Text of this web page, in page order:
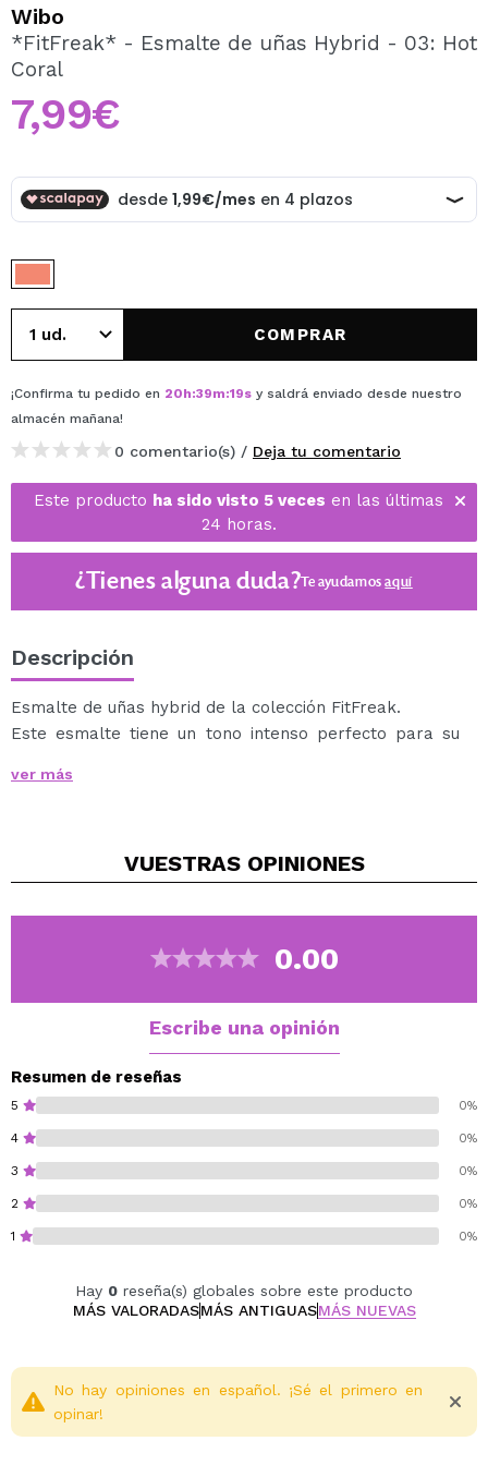
Al crear una cuenta en Maquillalia.com podrás realizar
tus compras rápidamente, revisar el estado de tus
Wibo
*FitFreak* - Esmalte de uñas Hybrid - 03: Hot
Coral
7,99€
COMPRAR
¡Confirma tu pedido en 20h:39m:19s y saldrá enviado desde nuestro
almacén mañana!
0 comentario(s) / Deja tu comentario
Este producto ha sido visto 5 veces en las últimas
24 horas.
¿Tienes alguna duda?Te ayudamosaquí
Descripción
Esmalte de uñas hybrid de la colección FitFreak.
Este esmalte tiene un tono intenso perfecto para su
Garantiza un efecto duradero de manicura
perfilado garantizan una cobertura ideal.
mecánica.
ver más
VUESTRAS OPINIONES
0.00
Escribe una opinión
Resumen de reseñas
5 0%
4 0%
3 0%
2 0%
1 0%
Hay 0 reseña(s) globales sobre este producto
MÁS VALORADASMÁS ANTIGUASMÁS NUEVAS
No hay opiniones en español. ¡Sé el primero en
opinar!